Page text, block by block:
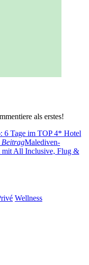
als erstes!
6 Tage im TOP 4* Hotel
BeitragMalediven-
mit All Inclusive, Flug &
Wellness